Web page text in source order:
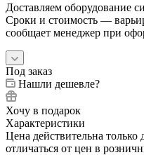
Доставляем оборудование
Сроки и стоимость —
сообщает менеджер при
Под заказ
Нашли дешевле?
Хочу в подарок
Характеристики
Цена действительна
отличаться от цен в